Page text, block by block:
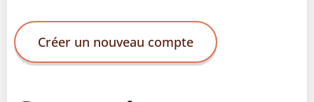
Créer un nouveau compte